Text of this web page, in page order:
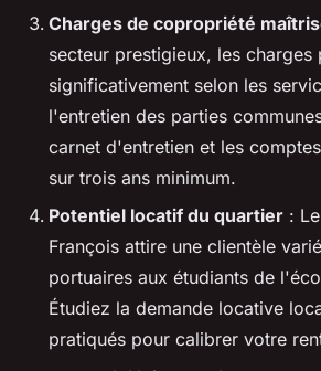
Charges de copropriété
secteur prestigieux, les charges
significativement selon les
l'entretien des parties
carnet d'entretien et les
sur trois ans minimum.
Potentiel locatif du quartier :
François attire une clientèle
portuaires aux étudiants de
Étudiez la demande locative
pratiqués pour calibrer votre